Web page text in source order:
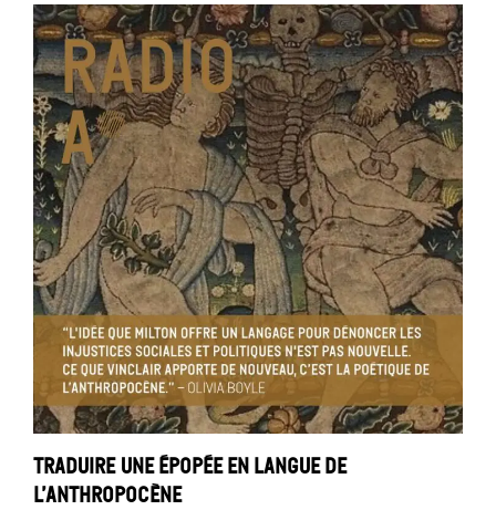
Traduire une épopée en langue de
l’Anthropocène